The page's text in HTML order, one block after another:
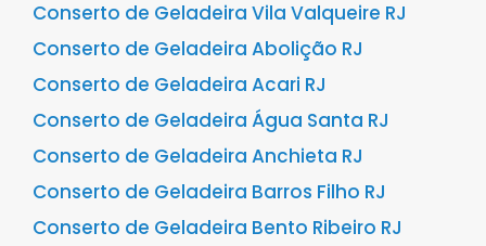
Conserto de Geladeira Vila Valqueire RJ
Conserto de Geladeira Abolição RJ
Conserto de Geladeira Acari RJ
Conserto de Geladeira Água Santa RJ
Conserto de Geladeira Anchieta RJ
Conserto de Geladeira Barros Filho RJ
Conserto de Geladeira Bento Ribeiro RJ